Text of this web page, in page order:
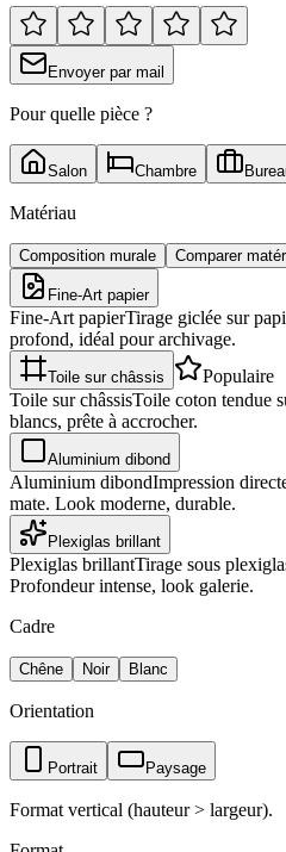
Envoyer par mail
Pour quelle pièce ?
Salon Chambre
Matériau
Composition murale Comparer
Fine-Art papier
Fine-Art papierTirage giclée sur
profond, idéal pour archivage.
Toile sur châssis
Populaire
Toile sur châssisToile coton tendue
blancs, prête à accrocher.
Aluminium dibond
Aluminium dibondImpression
mate. Look moderne, durable.
Plexiglas brillant
Plexiglas brillantTirage sous
Profondeur intense, look galerie.
Cadre
Chêne Noir Blanc
Orientation
Portrait Paysage
Format vertical (hauteur > largeur).